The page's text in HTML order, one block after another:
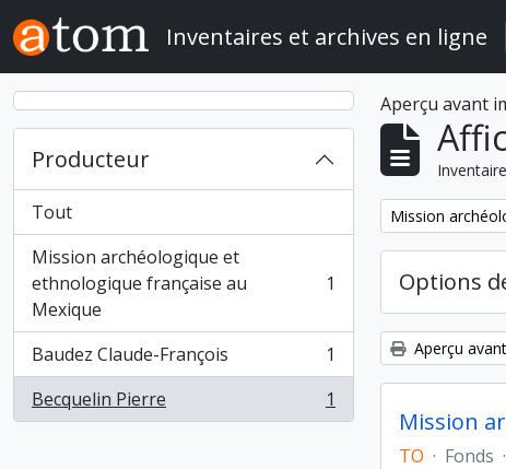
Skip to main content
Inventaires et archives en ligne
Producteur
Tout
Mission archéologique et
ethnologique française au
Mexique
, 1 résultats 1
Baudez Claude-François
, 1 résultats
1
Becquelin Pierre
, 1 résultats 1
Aperçu avant
Remove filter:
Mission
Options
Aperçu
Mission
TO · Fonds ·